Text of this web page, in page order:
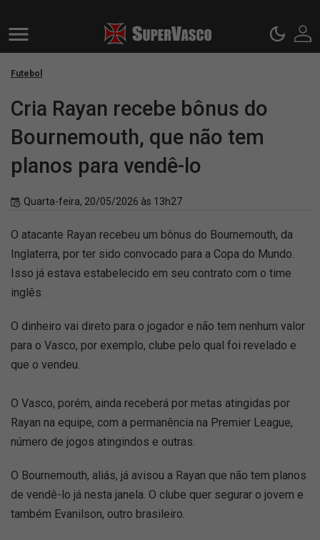
Futebol
Cria Rayan recebe bônus do
Bournemouth, que não tem
planos para vendê-lo
Quarta-feira, 20/05/2026 às 13h27
O atacante Rayan recebeu um bônus do Bournemouth, da
Inglaterra, por ter sido convocado para a Copa do Mundo.
Isso já estava estabelecido em seu contrato com o time
inglês.
O dinheiro vai direto para o jogador e não tem nenhum valor
para o Vasco, por exemplo, clube pelo qual foi revelado e
que o vendeu.
O Vasco, porém, ainda receberá por metas atingidas por
Rayan na equipe, com a permanência na Premier League,
número de jogos atingindos e outras.
O Bournemouth, aliás, já avisou a Rayan que não tem planos
de vendê-lo já nesta janela. O clube quer segurar o jovem e
também Evanilson, outro brasileiro.